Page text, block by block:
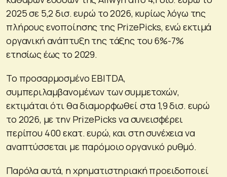
2025 σε 5,2 δισ. ευρώ το 2026, κυρίως λόγω της
πλήρους ενοποίησης της PrizePicks, ενώ εκτιμά
οργανική ανάπτυξη της τάξης του 6%-7%
ετησίως έως το 2029.
Το προσαρμοσμένο EBITDA,
συμπεριλαμβανομένων των συμμετοχών,
εκτιμάται ότι θα διαμορφωθεί στα 1,9 δισ. ευρώ
το 2026, με την PrizePicks να συνεισφέρει
περίπου 400 εκατ. ευρώ, και στη συνέχεια να
αναπτύσσεται με παρόμοιο οργανικό ρυθμό.
Παρόλα αυτά, η χρηματιστηριακή προειδοποιεί